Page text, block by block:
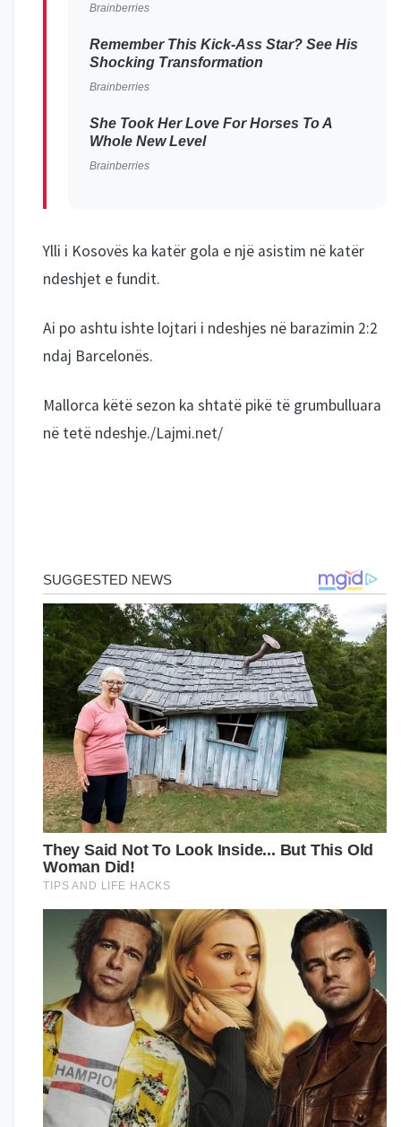
Ylli i Kosovës ka katër gola e një asistim në katër
ndeshjet e fundit.
Ai po ashtu ishte lojtari i ndeshjes në barazimin 2:2
ndaj Barcelonës.
Mallorca këtë sezon ka shtatë pikë të grumbulluara
në tetë ndeshje./Lajmi.net/